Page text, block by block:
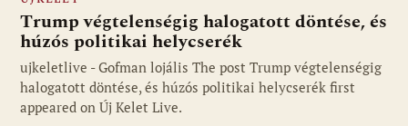
Fotó: ujkelet.live
Trump végtelenségig halogatott döntése, és
húzós politikai helycserék
ujkeletlive - Gofman lojális The post Trump végtelenségig
halogatott döntése, és húzós politikai helycserék first
appeared on Új Kelet Live.